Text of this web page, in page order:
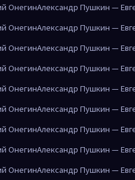
ОнегинАлександр Пушкин —
ОнегинАлександр Пушкин —
ОнегинАлександр Пушкин —
ОнегинАлександр Пушкин —
ОнегинАлександр Пушкин —
ОнегинАлександр Пушкин —
ОнегинАлександр Пушкин —
ОнегинАлександр Пушкин —
ОнегинАлександр Пушкин —